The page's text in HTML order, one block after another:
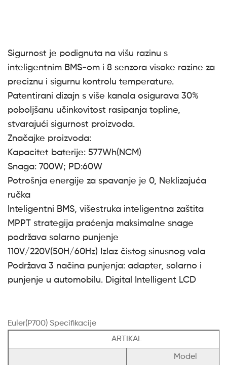
Sigurnost je podignuta na višu razinu s
inteligentnim BMS-om i 8 senzora visoke razine za
preciznu i sigurnu kontrolu temperature.
Patentirani dizajn s više kanala osigurava 30%
poboljšanu učinkovitost rasipanja topline,
stvarajući sigurnost proizvoda.
Značajke proizvoda:
Kapacitet baterije: 577Wh(NCM)
Snaga: 700W; PD:60W
Potrošnja energije za spavanje je 0, Neklizajuća
ručka
Inteligentni BMS, višestruka inteligentna zaštita
MPPT strategija praćenja maksimalne snage
podržava solarno punjenje
110V/220V(50H/60Hz) Izlaz čistog sinusnog vala
Podržava 3 načina punjenja: adapter, solarno i
punjenje u automobilu. Digital Intelligent LCD
Euler(P700) Specifikacije
ARTIKAL
Model